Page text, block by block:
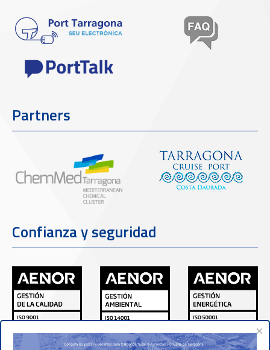
Partners
Confianza y seguridad
×